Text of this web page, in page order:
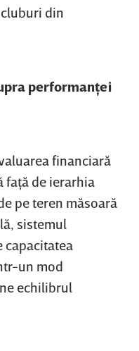
din
performanţei
financiară
faţă de ierarhia
pe teren măsoară
sistemul
capacitatea
un mod
echilibrul